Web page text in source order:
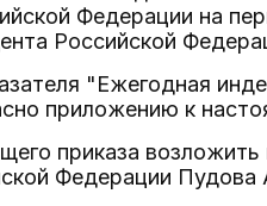
Федерации на
Российской
"Ежегодная
приложению к
приказа
Федерации Пудова